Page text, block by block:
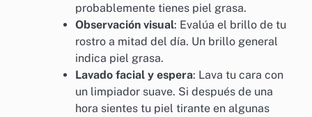
probablemente tienes piel grasa.
Observación visual: Evalúa el brillo de tu
rostro a mitad del día. Un brillo general
indica piel grasa.
Lavado facial y espera: Lava tu cara con
un limpiador suave. Si después de una
hora sientes tu piel tirante en algunas